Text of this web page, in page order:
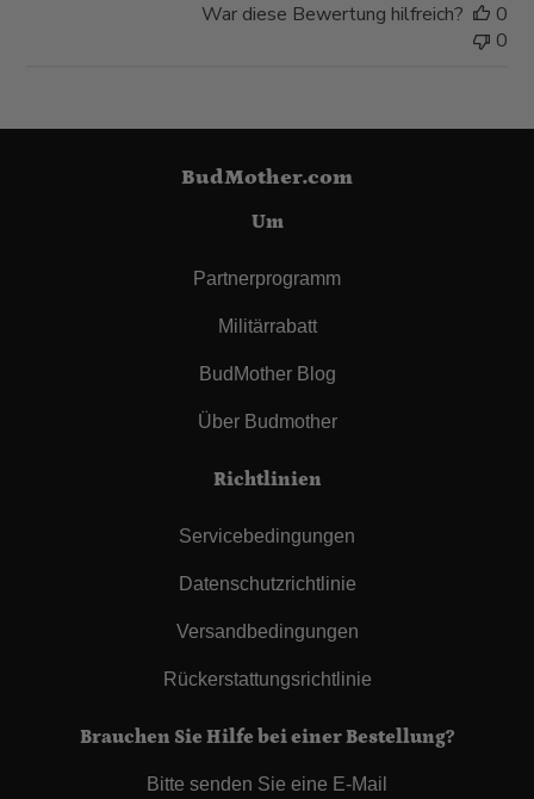
War diese Bewertung hilfreich?
0
0
BudMother.com
Um
Partnerprogramm
Militärrabatt
BudMother Blog
Über Budmother
Richtlinien
Servicebedingungen
Datenschutzrichtlinie
Versandbedingungen
Rückerstattungsrichtlinie
Brauchen Sie Hilfe bei einer Bestellung?
Bitte senden Sie eine E-Mail